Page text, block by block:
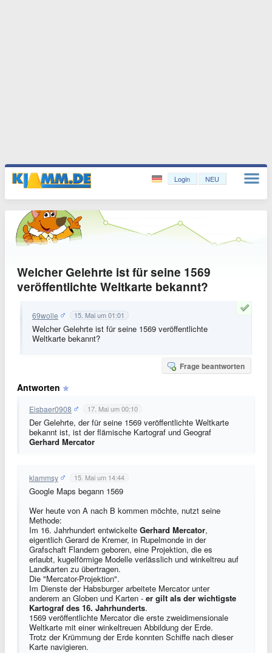
Login NEU
Welcher Gelehrte ist für seine 1569
veröffentlichte Weltkarte bekannt?
69wolle 15. Mai um 01:01
Welcher Gelehrte ist für seine 1569 veröffentlichte
Weltkarte bekannt?
Frage beantworten
Antworten
Eisbaer0908 17. Mai um 00:10
Der Gelehrte, der für seine 1569 veröffentlichte Weltkarte
bekannt ist, ist der flämische Kartograf und Geograf
Gerhard Mercator
klammsy 15. Mai um 14:44
Google Maps begann 1569
Wer heute von A nach B kommen möchte, nutzt seine
Methode:
Im 16. Jahrhundert entwickelte Gerhard Mercator,
eigentlich Gerard de Kremer, in Rupelmonde in der
Grafschaft Flandern geboren, eine Projektion, die es
erlaubt, kugelförmige Modelle verlässlich und winkeltreu auf
Landkarten zu übertragen.
Die "Mercator-Projektion".
Im Dienste der Habsburger arbeitete Mercator unter
anderem an Globen und Karten - er gilt als der wichtigste
Kartograf des 16. Jahrhunderts.
1569 veröffentlichte Mercator die erste zweidimensionale
Weltkarte mit einer winkeltreuen Abbildung der Erde.
Trotz der Krümmung der Erde konnten Schiffe nach dieser
Karte navigieren.